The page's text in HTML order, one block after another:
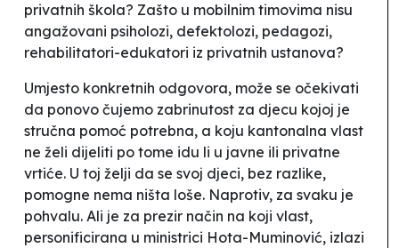
privatnih škola? Zašto u mobilnim timovima nisu
angažovani psiholozi, defektolozi, pedagozi,
rehabilitatori-edukatori iz privatnih ustanova?
Umjesto konkretnih odgovora, može se očekivati
da ponovo čujemo zabrinutost za djecu kojoj je
stručna pomoć potrebna, a koju kantonalna vlast
ne želi dijeliti po tome idu li u javne ili privatne
vrtiće. U toj želji da se svoj djeci, bez razlike,
pomogne nema ništa loše. Naprotiv, za svaku je
pohvalu. Ali je za prezir način na koji vlast,
personificirana u ministrici Hota-Muminović, izlazi